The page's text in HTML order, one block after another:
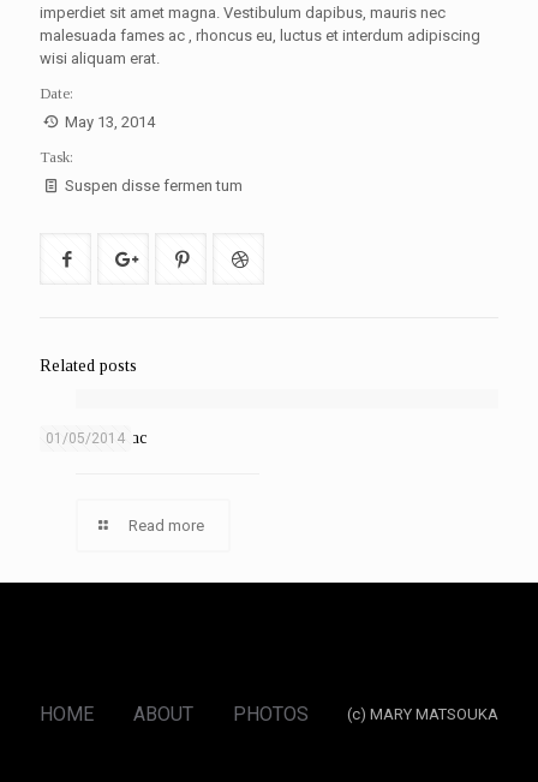
imperdiet sit amet magna. Vestibulum dapibus, mauris nec
malesuada fames ac , rhoncus eu, luctus et interdum adipiscing
wisi aliquam erat.
Date:
May 13, 2014
Task:
Suspen disse fermen tum
Related posts
01/05/2014
Aliquam eratac
Read more
(c) MARY MATSOUKA
HOME ABOUT PHOTOS